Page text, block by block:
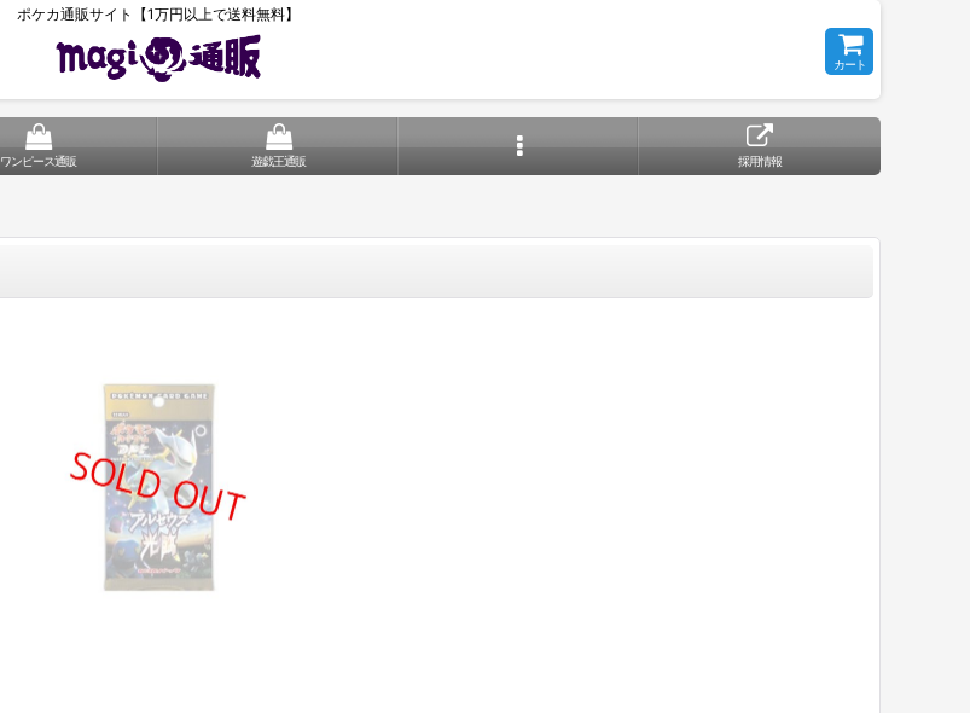
ポケカ通販サイト【1万円以上で送料無料】
カート
ワンピース通販 遊戯王通販 採用情報